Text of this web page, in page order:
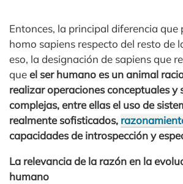
Entonces, la principal diferencia que
homo sapiens respecto del resto de
eso, la designación de sapiens que
queel ser humano es un animal
realizar operaciones conceptuales y
complejas, entre ellas el uso de
realmente sofisticados,
capacidades de introspección y
La relevancia de la razón en la
humano